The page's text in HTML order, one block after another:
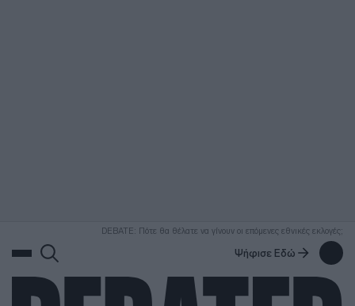
DEBATE: Πότε θα θέλατε να γίνουν οι επόμενες εθνικές εκλογές;
Ψήφισε Εδώ